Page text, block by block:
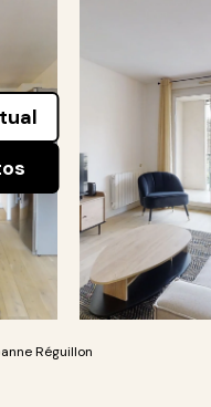
Réguillon